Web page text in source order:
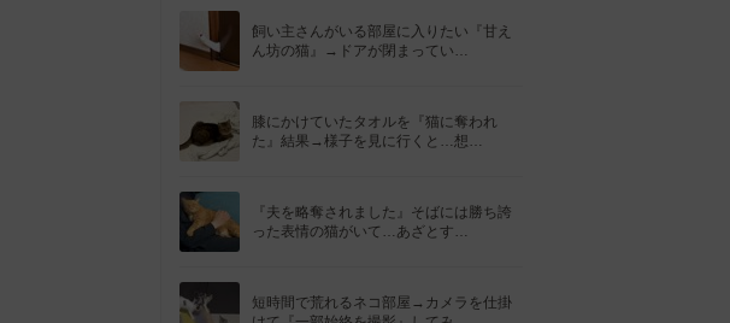
飼い主さんがいる部屋に入りたい『甘え
ん坊の猫』→ドアが閉まってい…
膝にかけていたタオルを『猫に奪われ
た』結果→様子を見に行くと…想…
『夫を略奪されました』そばには勝ち誇
った表情の猫がいて…あざとす…
短時間で荒れるネコ部屋→カメラを仕掛